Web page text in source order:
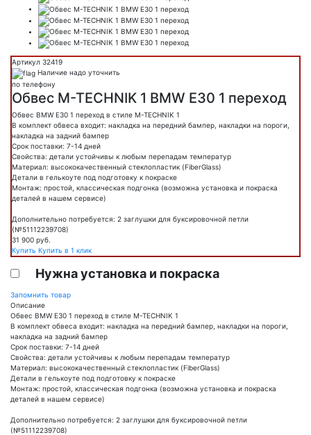
Артикул 32419
Наличие надо уточнить
по телефону
Обвес M-TECHNIK 1 BMW E30 1 переход
Обвес BMW E30 1 переход в стиле M-TECHNIK 1
В комплект обвеса входит: накладка на передний бампер, накладки на пороги,
накладка на задний бампер
Срок поставки: 7-14 дней
Свойства: детали устойчивы к любым перепадам температур
Материал: высококачественный стеклопластик (FiberGlass)
Детали в гелькоуте под подготовку к покраске
Монтаж: простой, классическая подгонка (возможна установка и покраска
деталей в нашем сервисе)
Дополнительно потребуется: 2 заглушки для буксировочной петли
(№51112239708)
31 900 руб.
Купить Купить в 1 клик
Нужна установка и покраска
Запомнить товар
Описание
Обвес BMW E30 1 переход в стиле M-TECHNIK 1
В комплект обвеса входит: накладка на передний бампер, накладки на пороги,
накладка на задний бампер
Срок поставки: 7-14 дней
Свойства: детали устойчивы к любым перепадам температур
Материал: высококачественный стеклопластик (FiberGlass)
Детали в гелькоуте под подготовку к покраске
Монтаж: простой, классическая подгонка (возможна установка и покраска
деталей в нашем сервисе)
Дополнительно потребуется: 2 заглушки для буксировочной петли
(№51112239708)